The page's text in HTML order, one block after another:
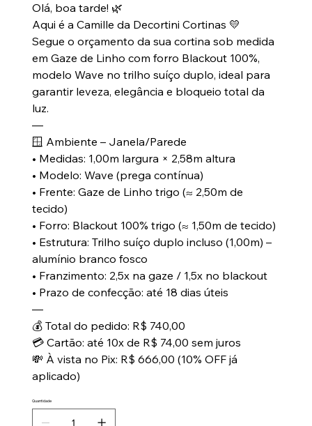
Olá, boa tarde! 🌿
Aqui é a Camille da Decortini Cortinas 💛
Segue o orçamento da sua cortina sob medida
em Gaze de Linho com forro Blackout 100%,
modelo Wave no trilho suíço duplo, ideal para
garantir leveza, elegância e bloqueio total da
luz.
—
🪟 Ambiente – Janela/Parede
• Medidas: 1,00m largura × 2,58m altura
• Modelo: Wave (prega contínua)
• Frente: Gaze de Linho trigo (≈ 2,50m de
tecido)
• Forro: Blackout 100% trigo (≈ 1,50m de tecido)
• Estrutura: Trilho suíço duplo incluso (1,00m) –
alumínio branco fosco
• Franzimento: 2,5x na gaze / 1,5x no blackout
• Prazo de confecção: até 18 dias úteis
—
💰 Total do pedido: R$ 740,00
💳 Cartão: até 10x de R$ 74,00 sem juros
💸 À vista no Pix: R$ 666,00 (10% OFF já
aplicado)
Quantidade